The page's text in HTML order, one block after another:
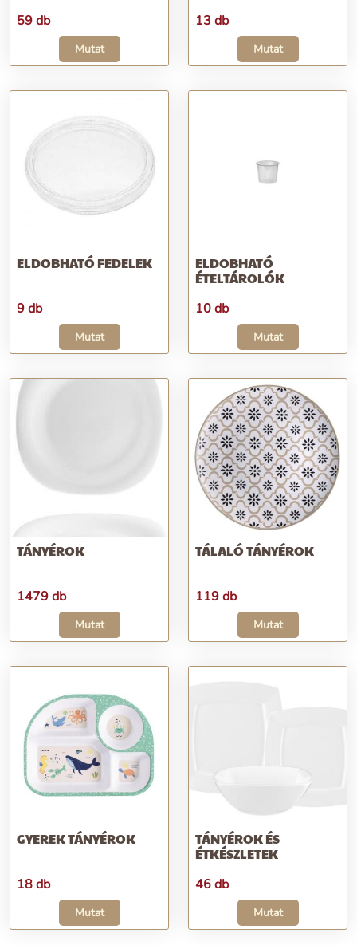
59 db
Mutat
13 db
Mutat
ELDOBHATÓ FEDELEK
9 db
Mutat
ELDOBHATÓ
ÉTELTÁROLÓK
10 db
Mutat
TÁNYÉROK
1479 db
Mutat
TÁLALÓ TÁNYÉROK
119 db
Mutat
GYEREK TÁNYÉROK
18 db
Mutat
TÁNYÉROK ÉS
ÉTKÉSZLETEK
46 db
Mutat